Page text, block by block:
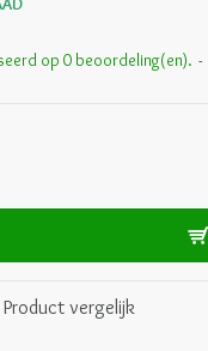
op 0 beoordeling(en). -
Product vergelijk